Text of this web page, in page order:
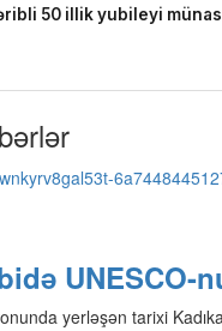
UNESCO-
yerləşən tarixi